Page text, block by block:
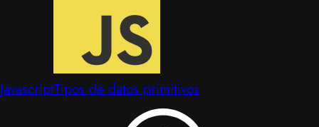
JavascriptTipos de datos primitivos